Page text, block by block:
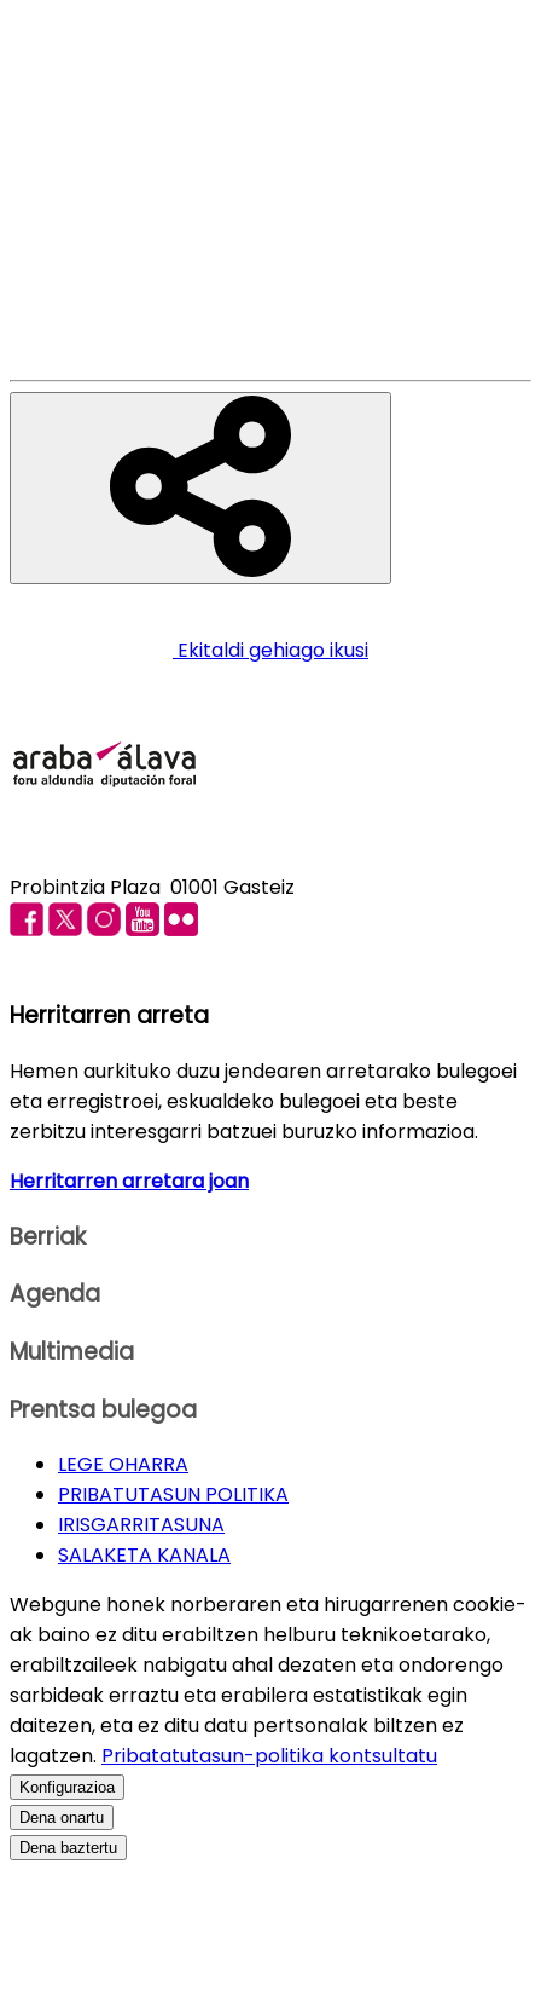
Ekitaldi gehiago ikusi
Probintzia Plaza 01001 Gasteiz
Herritarren arreta
Hemen aurkituko duzu jendearen arretarako bulegoei
eta erregistroei, eskualdeko bulegoei eta beste
zerbitzu interesgarri batzuei buruzko informazioa.
Herritarren arretara joan
Berriak
Agenda
Multimedia
Prentsa bulegoa
LEGE OHARRA
PRIBATUTASUN POLITIKA
IRISGARRITASUNA
SALAKETA KANALA
Webgune honek norberaren eta hirugarrenen cookie-
ak baino ez ditu erabiltzen helburu teknikoetarako,
erabiltzaileek nabigatu ahal dezaten eta ondorengo
sarbideak erraztu eta erabilera estatistikak egin
daitezen, eta ez ditu datu pertsonalak biltzen ez
lagatzen. Pribatatutasun-politika kontsultatu
Konfigurazioa
Dena onartu
Dena baztertu